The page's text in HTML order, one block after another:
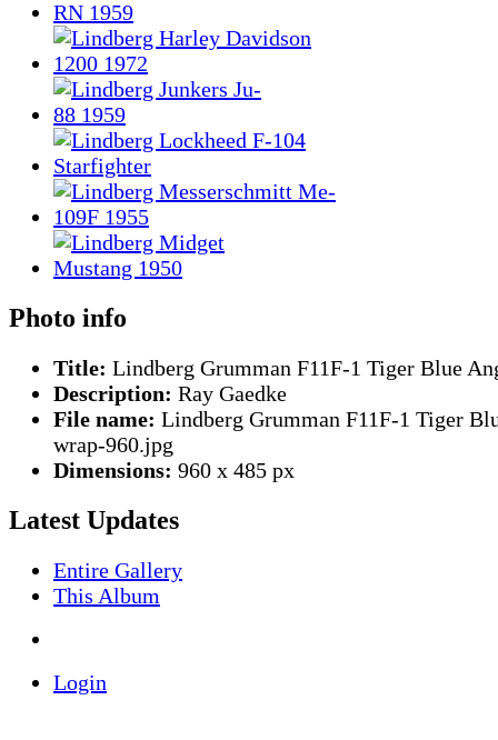
Photo info
Title: Lindberg Grumman F11F-1 Tiger Blue
Description: Ray Gaedke
File name: Lindberg Grumman F11F-1 Tiger
wrap-960.jpg
Dimensions: 960 x 485 px
Latest Updates
Entire Gallery
This Album
Login